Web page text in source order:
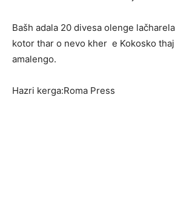
Bašh adala 20 divesa olenge
kotor thar o nevo kher e Kokosko
amalengo.
Hazri kerga:Roma Press